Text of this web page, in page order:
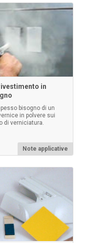
PosiTector.
più
in
bisogno di un
in polvere sui
di verniciatura.
Note applicative